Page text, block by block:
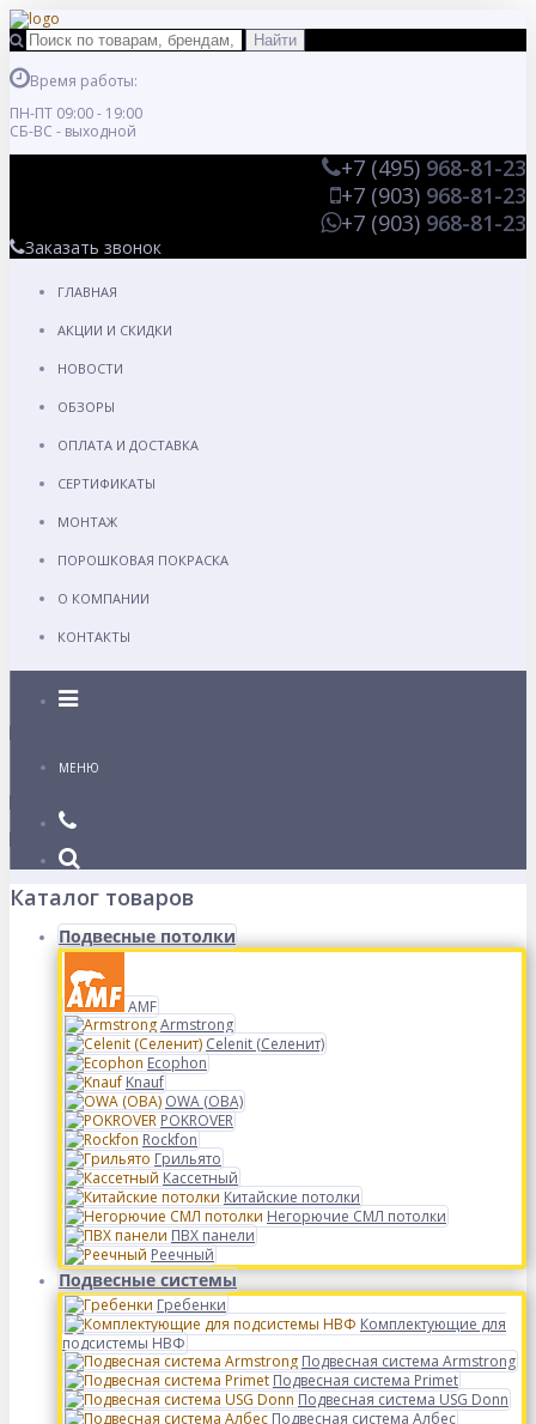
Время работы:
ПН-ПТ 09:00 - 19:00
СБ-ВС - выходной
+7 (495) 968-81-23
+7 (903) 968-81-23
+7 (903) 968-81-23
Заказать звонок
ГЛАВНАЯ
АКЦИИ И СКИДКИ
НОВОСТИ
ОБЗОРЫ
ОПЛАТА И ДОСТАВКА
СЕРТИФИКАТЫ
МОНТАЖ
ПОРОШКОВАЯ ПОКРАСКА
О КОМПАНИИ
КОНТАКТЫ
Каталог
МЕНЮ
Каталог товаров
Подвесные потолки
AMF
Armstrong
Celenit (Селенит)
Ecophon
Knauf
OWA (ОВА)
POKROVER
Rockfon
Грильято
Кассетный
Китайские потолки
Негорючие СМЛ потолки
ПВХ панели
Реечный
Подвесные системы
Гребенки
Комплектующие для
подсистемы НВФ
Подвесная система Armstrong
Подвесная система Primet
Подвесная система USG Donn
Подвесная система Албес